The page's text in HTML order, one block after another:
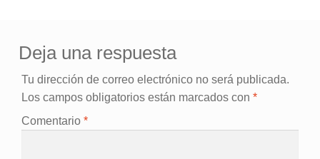
Deja una respuesta
Tu dirección de correo electrónico no será publicada.
Los campos obligatorios están marcados con *
Comentario *